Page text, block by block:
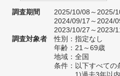
調査期間
2025/10/08～2025/
2024/09/17～2024/
2023/10/27～2023/
調査対象者
性別：指定なし
年齢：21～69歳
地域：全国
条件：以下すべての